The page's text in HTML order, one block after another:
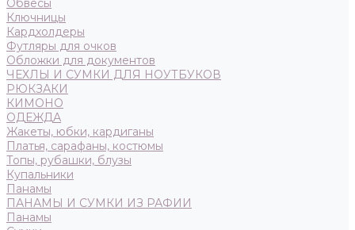
Обвесы
Ключницы
Кардхолдеры
Футляры для очков
Обложки для документов
ЧЕХЛЫ И СУМКИ ДЛЯ НОУТБУКОВ
РЮКЗАКИ
КИМОНО
ОДЕЖДА
Жакеты, юбки, кардиганы
Платья, сарафаны, костюмы
Топы, рубашки, блузы
Купальники
Панамы
ПАНАМЫ И СУМКИ ИЗ РАФИИ
Панамы